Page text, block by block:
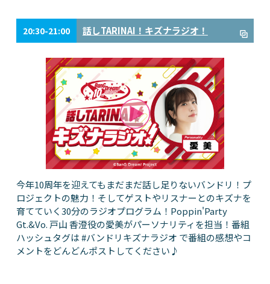
20:30-21:00 話しTARINAI！キズナラジオ！
今年10周年を迎えてもまだまだ話し足りないバンドリ！プ
ロジェクトの魅力！そしてゲストやリスナーとのキズナを
育てていく30分のラジオプログラム！Poppin'Party
Gt.&Vo. 戸山 香澄役の愛美がパーソナリティを担当！番組
ハッシュタグは #バンドリキズナラジオ で番組の感想やコ
メントをどんどんポストしてください♪